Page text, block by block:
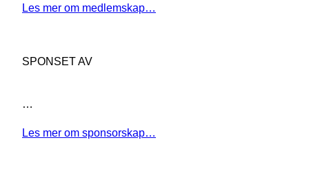
Les mer om medlemskap…
SPONSET AV
…
Les mer om sponsorskap…